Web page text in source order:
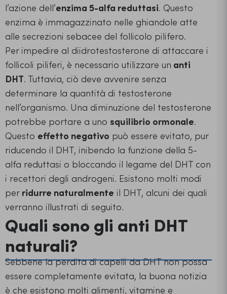
l’azione dell’enzima 5-alfa reduttasi. Questo
enzima è immagazzinato nelle ghiandole atte
alle secrezioni sebacee del follicolo pilifero.
Per impedire al diidrotestosterone di attaccare i
follicoli piliferi, è necessario utilizzare un anti
DHT. Tuttavia, ciò deve avvenire senza
determinare la quantità di testosterone
nell’organismo. Una diminuzione del testosterone
potrebbe portare a uno squilibrio ormonale.
Questo effetto negativo può essere evitato, pur
riducendo il DHT, inibendo la funzione della 5-
alfa reduttasi o bloccando il legame del DHT con
i recettori degli androgeni. Esistono molti modi
per ridurre naturalmente il DHT, alcuni dei quali
verranno illustrati di seguito.
Quali sono gli anti DHT
naturali?
Sebbene la perdita di capelli da DHT non possa
essere completamente evitata, la buona notizia
è che esistono molti alimenti, vitamine e